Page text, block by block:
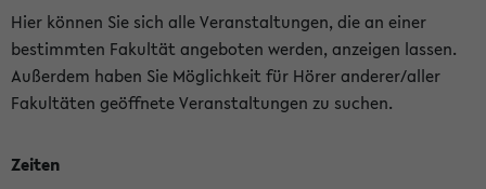
Hier können Sie sich alle Veranstaltungen, die an einer
bestimmten Fakultät angeboten werden, anzeigen lassen.
Außerdem haben Sie Möglichkeit für Hörer anderer/aller
Fakultäten geöffnete Veranstaltungen zu suchen.
Zeiten